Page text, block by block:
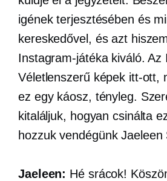
igének terjesztésében és
kereskedővel, és azt
Instagram-játéka kiváló.
Véletlenszerű képek itt-ott,
ez egy káosz, tényleg.
kitaláljuk, hogyan csinálta
hozzuk vendégünk
Jaeleen: Hé srácok!